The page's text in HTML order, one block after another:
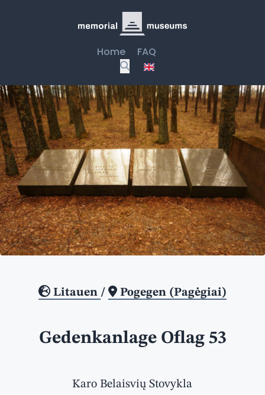
Home FAQ
Litauen / Pogegen (Pagėgiai)
Gedenkanlage Oflag 53
Karo Belaisvių Stovykla